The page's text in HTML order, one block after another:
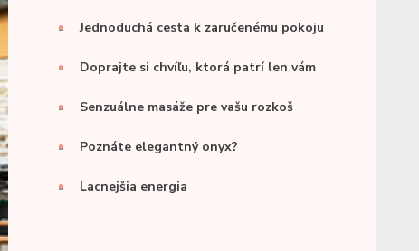
Jednoduchá cesta k zaručenému pokoju
Doprajte si chvíľu, ktorá patrí len vám
Senzuálne masáže pre vašu rozkoš
Poznáte elegantný onyx?
Lacnejšia energia